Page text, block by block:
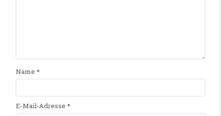
Name *
E-Mail-Adresse *